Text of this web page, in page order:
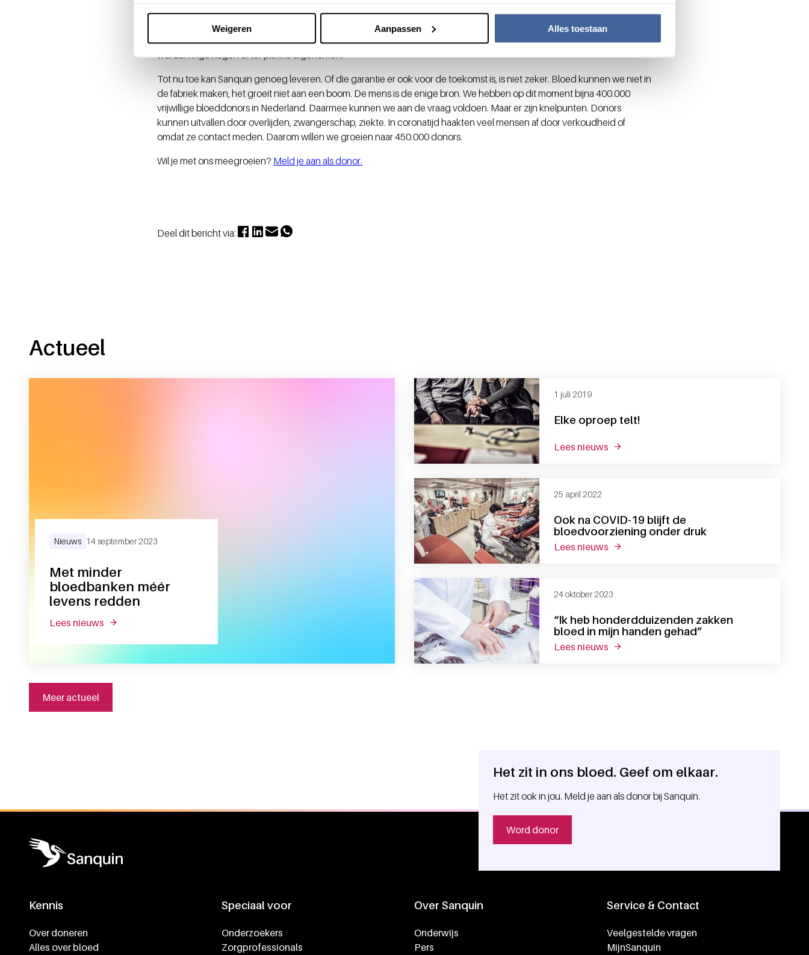
Weigeren Aanpassen Alles toestaan
Is er genoeg? Afhankelijk van de intensiteit van het geweld wordt een bepaalde hoeveelheid diepgevroren
bloedproducten naar uitzendgebieden vervoerd en daar in vriezers bewaard. Bij tekort kan alsnog vloeibaar bloed
worden ingevlogen of ter plekke afgenomen.
Tot nu toe kan Sanquin genoeg leveren. Of die garantie er ook voor de toekomst is, is niet zeker. Bloed kunnen we niet in
de fabriek maken, het groeit niet aan een boom. De mens is de enige bron. We hebben op dit moment bijna 400.000
vrijwillige bloeddonors in Nederland. Daarmee kunnen we aan de vraag voldoen. Maar er zijn knelpunten. Donors
kunnen uitvallen door overlijden, zwangerschap, ziekte. In coronatijd haakten veel mensen af door verkoudheid of
omdat ze contact meden. Daarom willen we groeien naar 450.000 donors.
Wil je met ons meegroeien? Meld je aan als donor.
Deel dit bericht via:
Actueel
Met minder
bloedbanken méér
levens redden
Nieuws 14 september 2023
lees nieuws over met minder bloedbanken méér levens redden
Elke oproep telt!
1 juli 2019
lees nieuws over elke oproep telt!
Ook na COVID-19 blijft de
bloedvoorziening onder druk
25 april 2022
lees nieuws over ook na covid-19 blijft de
“Ik heb honderdduizenden zakken
bloed in mijn handen gehad”
24 oktober 2023
lees nieuws over “ik heb honderdduizenden zakken
Meer actueel
Het zit in ons bloed. Geef om elkaar.
Het zit ook in jou. Meld je aan als donor bij Sanquin.
Word donor
Kennis
Over doneren
Alles over bloed
Speciaal voor
Onderzoekers
Zorgprofessionals
Over Sanquin
Onderwijs
Pers
Service & Contact
Veelgestelde vragen
MijnSanquin